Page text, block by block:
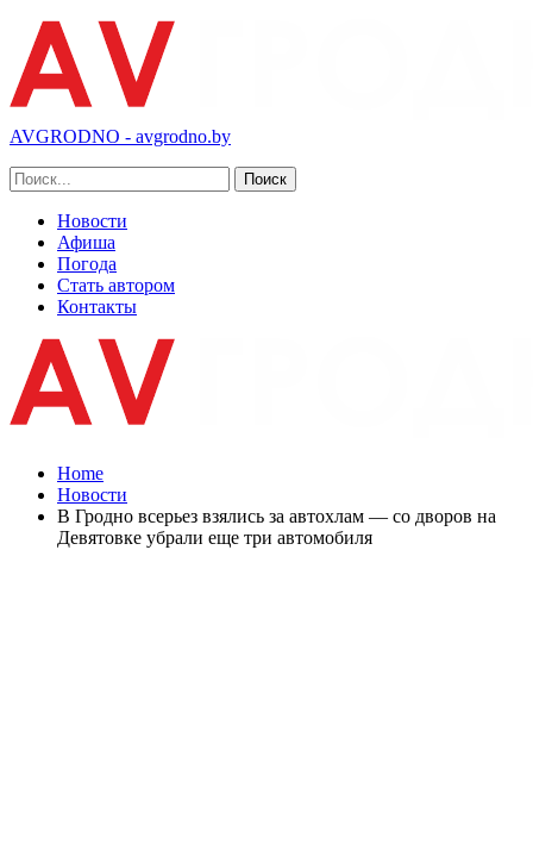
AVGRODNO - avgrodno.by
Новости
Афиша
Погода
Стать автором
Контакты
Home
Новости
В Гродно всерьез взялись за автохлам — со дворов на
Девятовке убрали еще три автомобиля